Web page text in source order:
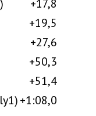
+17,8
+19,5
+27,6
+50,3
+51,4
+1:08,0